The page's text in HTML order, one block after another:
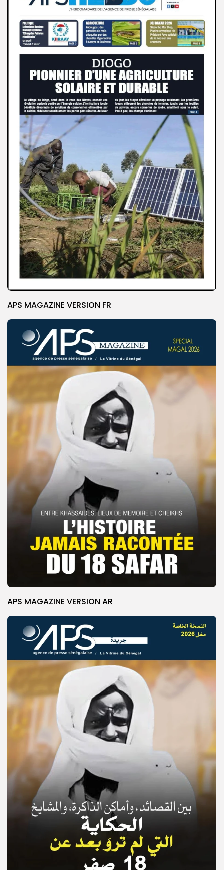
© Copyright 2025, APS
APS MAGAZINE VERSION FR
APS MAGAZINE VERSION AR